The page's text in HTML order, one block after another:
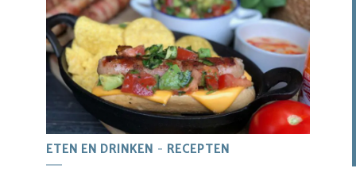
ETEN EN DRINKEN RECEPTEN